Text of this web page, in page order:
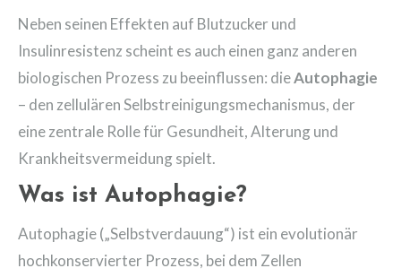
Neben seinen Effekten auf Blutzucker und
Insulinresistenz scheint es auch einen ganz anderen
biologischen Prozess zu beeinflussen: dieAutophagie
– den zellulären Selbstreinigungsmechanismus, der
eine zentrale Rolle für Gesundheit, Alterung und
Krankheitsvermeidung spielt.
Was ist Autophagie?
Autophagie („Selbstverdauung“) ist ein evolutionär
hochkonservierter Prozess, bei dem Zellen